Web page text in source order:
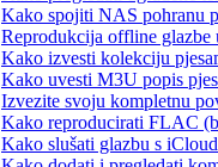
Kako spojiti NAS pohranu
Reprodukcija offline glazbe
Kako izvesti kolekciju
Kako uvesti M3U popis
Izvezite svoju kompletnu
Kako reproducirati FLAC
Kako slušati glazbu s